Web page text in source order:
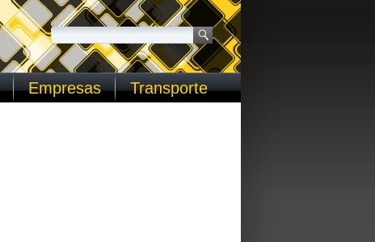
Empresas Transporte